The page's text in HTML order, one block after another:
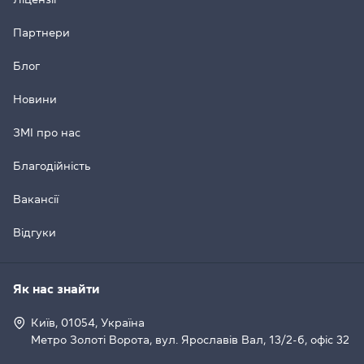
Партнери
Блог
Новини
ЗМІ про нас
Благодійність
Вакансії
Відгуки
Як нас знайти
Київ, 01054, Україна
Метро Золоті Ворота, вул. Ярославів Вал, 13/2-б, офіс 32